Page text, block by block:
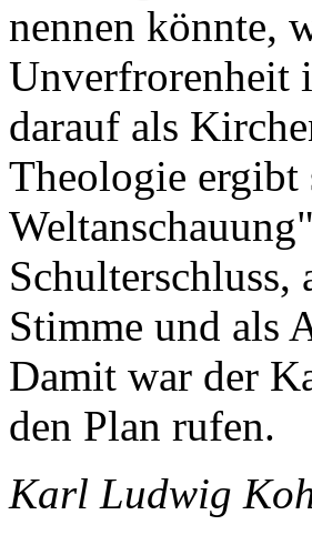
nennen könnte,
Unverfrorenheit
darauf als
Theologie ergibt
Schulterschluss,
Stimme und als
Damit war der
den Plan rufen.
Karl Ludwig